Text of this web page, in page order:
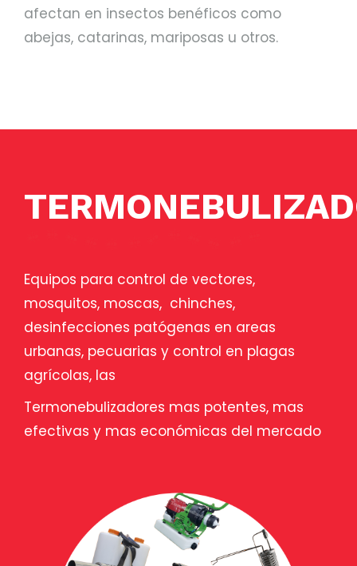
afectan en insectos benéficos como
abejas, catarinas, mariposas u otros.
Equipos para control de vectores,
mosquitos, moscas, chinches,
desinfecciones patógenas en areas
urbanas, pecuarias y control en plagas
agrícolas, las
Termonebulizadores mas potentes, mas
efectivas y mas económicas del mercado